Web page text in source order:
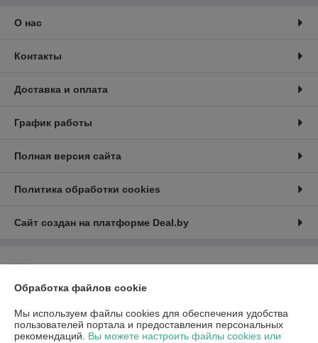
О нас
Контакты
Доставка и оплата
График работы
Полная версия сайта
Политика обработки cookies
Сайт создан на платформе Deal.by
Информация для покупателя
Юридическое лицо:Общество с ограниченной ответственностью
220089, г. Минск, ул. Железнодорожная, 33А, помещение 201
Регистрационный номер ЕГР: 691534773
Обработка файлов cookie
Мы используем файлы cookies для обеспечения удобства
пользователей портала и предоставления персональных
рекомендаций. Вы можете настроить файлы cookies или